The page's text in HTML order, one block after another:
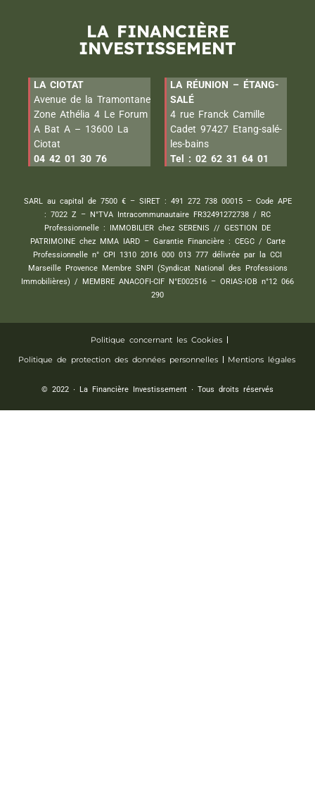
LA FINANCIÈRE
INVESTISSEMENT
LA CIOTAT
Avenue de la Tramontane
Zone Athélia 4 Le Forum
A Bat A – 13600 La
Ciotat
04 42 01 30 76
LA RÉUNION – ÉTANG-
SALÉ
4 rue Franck Camille
Cadet 97427 Etang-salé-
les-bains
Tel : 02 62 31 64 01
SARL au capital de 7500 € – SIRET : 491 272 738 00015 – Code APE
: 7022 Z – N°TVA Intracommunautaire FR32491272738 / RC
Professionnelle : IMMOBILIER chez SERENIS // GESTION DE
PATRIMOINE chez MMA IARD – Garantie Financière : CEGC / Carte
Professionnelle n° CPI 1310 2016 000 013 777 délivrée par la CCI
Marseille Provence Membre SNPI (Syndicat National des Professions
Immobilières) / MEMBRE ANACOFI-CIF N°E002516 – ORIAS-IOB n°12 066
290
Politique concernant les Cookies
Politique de protection des données personnelles
Mentions légales
© 2022 ∙ La Financière Investissement ∙ Tous droits réservés